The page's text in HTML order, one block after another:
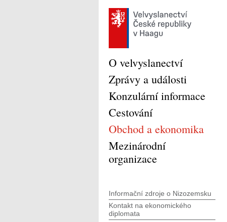
O velvyslanectví
Zprávy a události
Konzulární informace
Cestování
Obchod a ekonomika
Mezinárodní
organizace
Informační zdroje o Nizozemsku
Kontakt na ekonomického
diplomata